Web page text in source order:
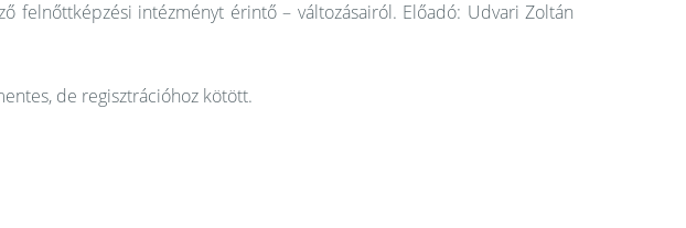
felnőttképzési intézményt érintő – változásairól. Előadó: Udvari Zoltán
de regisztrációhoz kötött.